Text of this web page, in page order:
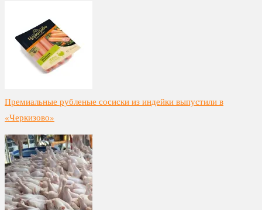
Премиальные рубленые сосиски из индейки выпустили в
«Черкизово»